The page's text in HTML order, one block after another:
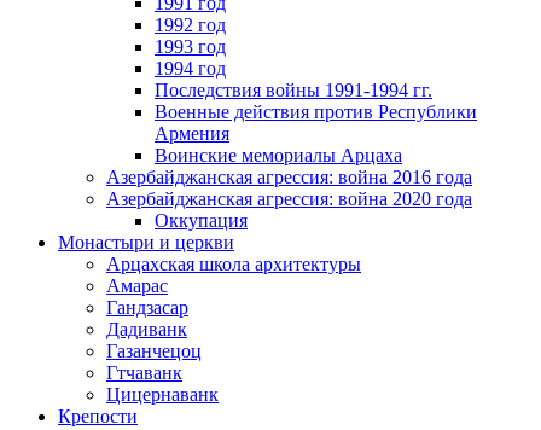
1992 год
1993 год
1994 год
Последствия войны 1991-1994 гг.
Военные действия против Республики
Армения
Воинские мемориалы Арцаха
Азербайджанская агрессия: война 2016 года
Азербайджанская агрессия: война 2020 года
Оккупация
Монастыри и церкви
Арцахская школа архитектуры
Амарас
Гандзасар
Дадиванк
Газанчецоц
Гтчаванк
Цицернаванк
Крепости